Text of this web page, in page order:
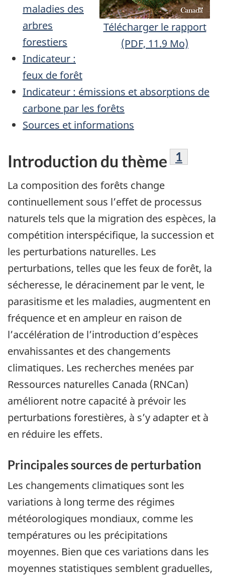
Télécharger le rapport
(PDF, 11.9 Mo)
maladies des
arbres
forestiers
Indicateur :
feux de forêt
Indicateur : émissions et absorptions de
carbone par les forêts
Sources et informations
Introduction du thème Note de
1
La composition des forêts change
continuellement sous l’effet de processus
naturels tels que la migration des espèces, la
compétition interspécifique, la succession et
les perturbations naturelles. Les
perturbations, telles que les feux de forêt, la
sécheresse, le déracinement par le vent, le
parasitisme et les maladies, augmentent en
fréquence et en ampleur en raison de
l’accélération de l’introduction d’espèces
envahissantes et des changements
climatiques. Les recherches menées par
Ressources naturelles Canada (RNCan)
améliorent notre capacité à prévoir les
perturbations forestières, à s’y adapter et à
en réduire les effets.
Principales sources de perturbation
Les changements climatiques sont les
variations à long terme des régimes
météorologiques mondiaux, comme les
températures ou les précipitations
moyennes. Bien que ces variations dans les
moyennes statistiques semblent graduelles,